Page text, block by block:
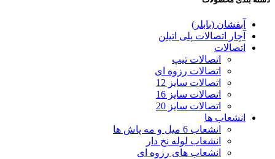
آبفشان (بابلر)
آچار اتصالات پلی اتیلن
اتصالات
اتصالات تیپ
اتصالات رزوه ای
اتصالات سایز 12
اتصالات سایز 16
اتصالات سایز 20
انشعاب ها
انشعاب 6 میل و مه پاش ها
انشعاب لوله نخ دار
انشعاب های رزوه ای